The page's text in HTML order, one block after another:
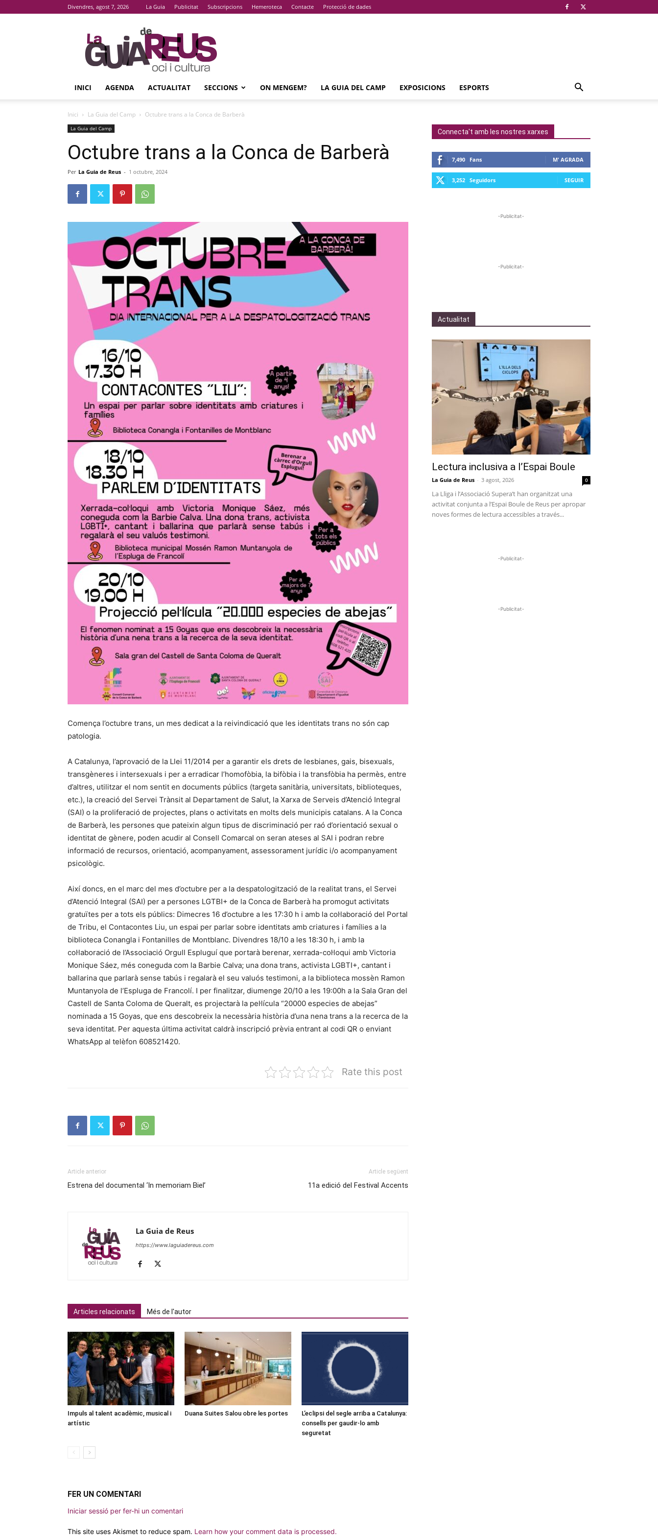
Divendres, agost 7, 2026 La Guia Publicitat Subscripcions Hemeroteca Contacte Protecció de dades
La
Guia
De
Reus
INICI AGENDA ACTUALITAT SECCIONS ON MENGEM? LA GUIA DEL CAMP EXPOSICIONS ESPORTS
Inici La Guia del Camp Octubre trans a la Conca de Barberà
La Guia del Camp
Octubre trans a la Conca de Barberà
Per La Guia de Reus - 1 octubre, 2024
Comença l’octubre trans, un mes dedicat a la reivindicació que les identitats trans no són cap
patologia.
A Catalunya, l’aprovació de la Llei 11/2014 per a garantir els drets de lesbianes, gais, bisexuals,
transgèneres i intersexuals i per a erradicar l’homofòbia, la bifòbia i la transfòbia ha permès, entre
d’altres, utilitzar el nom sentit en documents públics (targeta sanitària, universitats, biblioteques,
etc.), la creació del Servei Trànsit al Departament de Salut, la Xarxa de Serveis d’Atenció Integral
(SAI) o la proliferació de projectes, plans o activitats en molts dels municipis catalans. A la Conca
de Barberà, les persones que pateixin algun tipus de discriminació per raó d’orientació sexual o
identitat de gènere, poden acudir al Consell Comarcal on seran ateses al SAI i podran rebre
informació de recursos, orientació, acompanyament, assessorament jurídic i/o acompanyament
psicològic.
Així doncs, en el marc del mes d’octubre per a la despatologització de la realitat trans, el Servei
d’Atenció Integral (SAI) per a persones LGTBI+ de la Conca de Barberà ha promogut activitats
gratuïtes per a tots els públics: Dimecres 16 d’octubre a les 17:30 h i amb la col·laboració del Portal
de Tribu, el Contacontes Liu, un espai per parlar sobre identitats amb criatures i famílies a la
biblioteca Conangla i Fontanilles de Montblanc. Divendres 18/10 a les 18:30 h, i amb la
col·laboració de l’Associació Orgull Espluguí que portarà berenar, xerrada-col·loqui amb Victoria
Monique Sáez, més coneguda com la Barbie Calva; una dona trans, activista LGBTI+, cantant i
ballarina que parlarà sense tabús i regalarà el seu valuós testimoni, a la biblioteca mossèn Ramon
Muntanyola de l’Espluga de Francolí. I per finalitzar, diumenge 20/10 a les 19:00h a la Sala Gran del
Castell de Santa Coloma de Queralt, es projectarà la pel·lícula “20000 especies de abejas”
nominada a 15 Goyas, que ens descobreix la necessària història d’una nena trans a la recerca de la
seva identitat. Per aquesta última activitat caldrà inscripció prèvia entrant al codi QR o enviant
WhatsApp al telèfon 608521420.
Rate this post
Article anterior
Estrena del documental ‘In memoriam Biel’
Article següent
11a edició del Festival Accents
La Guia de Reus
https://www.laguiadereus.com
Articles relacionats Més de l'autor
Impuls al talent acadèmic, musical i
artístic
Duana Suites Salou obre les portes
L’eclipsi del segle arriba a Catalunya:
consells per gaudir-lo amb
seguretat
FER UN COMENTARI
Iniciar sessió per fer-hi un comentari
This site uses Akismet to reduce spam. Learn how your comment data is processed.
Connecta't amb les nostres xarxes
7,490 Fans M' AGRADA
3,252 Seguidors SEGUIR
-Publicitat-
-Publicitat-
Actualitat
Lectura inclusiva a l’Espai Boule
La Guia de Reus - 3 agost, 2026 0
La Lliga i l’Associació Supera’t han organitzat una
activitat conjunta a l’Espai Boule de Reus per apropar
noves formes de lectura accessibles a través...
-Publicitat-
-Publicitat-